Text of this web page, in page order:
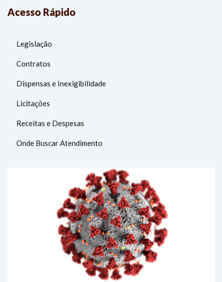
Acesso Rápido
Legislação
Contratos
Dispensas e Inexigibilidade
Licitações
Receitas e Despesas
Onde Buscar Atendimento